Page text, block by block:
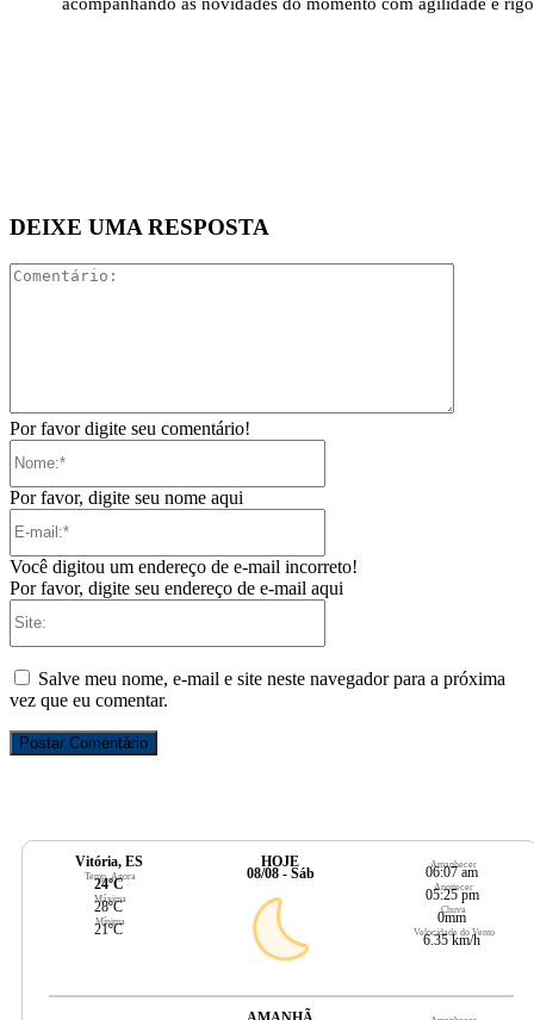
DEIXE UMA RESPOSTA
Por favor digite seu comentário!
Por favor, digite seu nome aqui
Você digitou um endereço de e-mail incorreto!
Por favor, digite seu endereço de e-mail aqui
Salve meu nome, e-mail e site neste navegador para a próxima
vez que eu comentar.
Vitória, ES
Temp. Agora
24ºC
Máxima
28ºC
Mínima
21ºC
HOJE
08/08 - Sáb
Amanhecer
06:07 am
Anoitecer
05:25 pm
Chuva
0mm
Velocidade do Vento
6.35 km/h